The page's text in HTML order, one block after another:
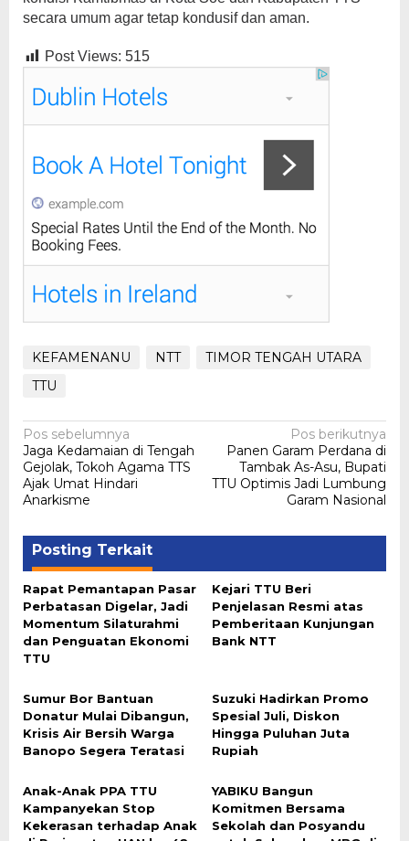
secara umum agar tetap kondusif dan aman.
Post Views: 515
KEFAMENANU NTT
TIMOR TENGAH UTARA
TTU
Navigasi
pos
Pos sebelumnya
Jaga Kedamaian di Tengah
Gejolak, Tokoh Agama TTS
Ajak Umat Hindari
Anarkisme
Pos berikutnya
Panen Garam Perdana di
Tambak As-Asu, Bupati
TTU Optimis Jadi Lumbung
Garam Nasional
Posting Terkait
Rapat Pemantapan Pasar
Perbatasan Digelar, Jadi
Momentum Silaturahmi
dan Penguatan Ekonomi
TTU
Kejari TTU Beri
Penjelasan Resmi atas
Pemberitaan Kunjungan
Bank NTT
Sumur Bor Bantuan
Donatur Mulai Dibangun,
Krisis Air Bersih Warga
Banopo Segera Teratasi
Suzuki Hadirkan Promo
Spesial Juli, Diskon
Hingga Puluhan Juta
Rupiah
Anak-Anak PPA TTU
Kampanyekan Stop
Kekerasan terhadap Anak
YABIKU Bangun
Komitmen Bersama
Sekolah dan Posyandu